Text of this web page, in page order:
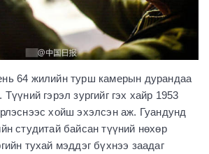
64 жилийн турш камерын дурандаа
гэрэл зургийг гэх хайр 1953
хойш эхэлсэн аж. Гуандунд
студитай байсан түүний нөхөр
тухай мэддэг бүхнээ заадаг